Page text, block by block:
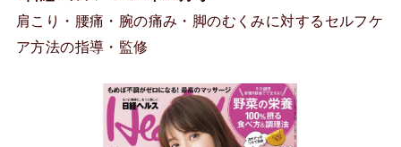
肩こり・腰痛・腕の痛み・脚のむくみに対するセルフケ
ア方法の指導・監修